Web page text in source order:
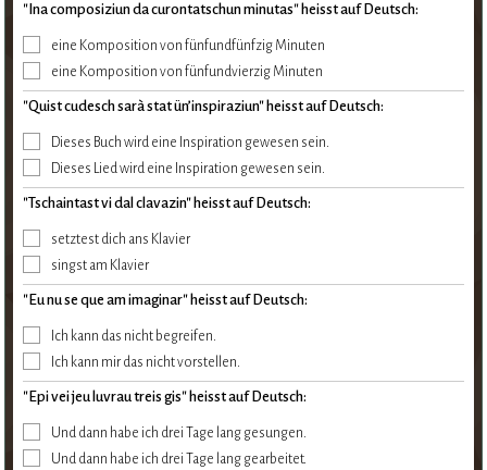
"Ina composiziun da curontatschun minutas" heisst auf Deutsch:
eine Komposition von fünfundfünfzig Minuten
eine Komposition von fünfundvierzig Minuten
"Quist cudesch sarà stat ün’inspiraziun" heisst auf Deutsch:
Dieses Buch wird eine Inspiration gewesen sein.
Dieses Lied wird eine Inspiration gewesen sein.
"Tschaintast vi dal clavazin" heisst auf Deutsch:
setztest dich ans Klavier
singst am Klavier
"Eu nu se que am imaginar" heisst auf Deutsch:
Ich kann das nicht begreifen.
Ich kann mir das nicht vorstellen.
"Epi vei jeu luvrau treis gis" heisst auf Deutsch:
Und dann habe ich drei Tage lang gesungen.
Und dann habe ich drei Tage lang gearbeitet.